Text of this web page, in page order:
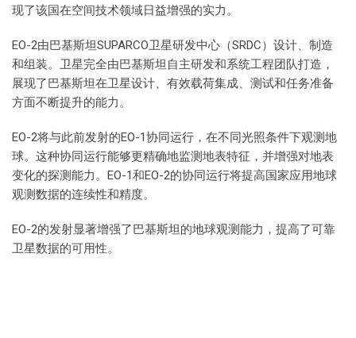
现了该国在空间技术领域日益增强的实力。
EO-2由巴基斯坦SUPARCO卫星研发中心（SRDC）设计、制造
和组装。卫星完全由巴基斯坦自主研发和系统工程团队打造，
展现了巴基斯坦在卫星设计、有效载荷集成、测试和任务准备
方面不断提升的能力。
EO-2将与此前发射的EO-1协同运行，在不同光照条件下观测地
球。这种协同运行能够更精确地监测地表特征，并增强对地表
变化的探测能力。EO-1和EO-2的协同运行将提高国家应用地球
观测数据的连续性和精度。
EO-2的发射显著增强了巴基斯坦的地球观测能力，提高了可靠
卫星数据的可用性。